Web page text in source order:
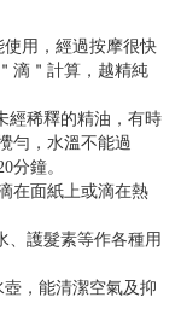
用，經過按摩很快
滴＂計算，越精純
經稀釋的精油，有時
勻，水溫不能過
分鐘。
在面紙上或滴在熱
、護髮素等作各種用
，能清潔空氣及抑